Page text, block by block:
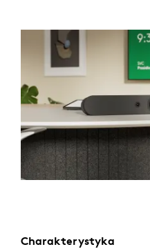
Charakterystyka